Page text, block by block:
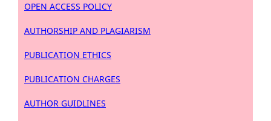
OPEN ACCESS POLICY
AUTHORSHIP AND PLAGIARISM
PUBLICATION ETHICS
PUBLICATION CHARGES
AUTHOR GUIDLINES